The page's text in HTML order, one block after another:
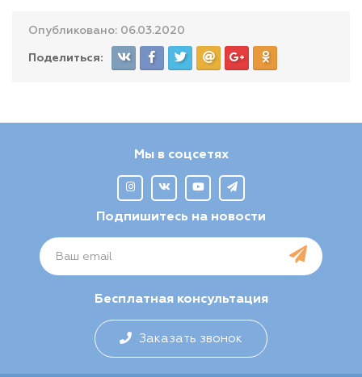
Опубликовано: 06.03.2020
Поделиться:
Мы в соцсетях
Подпишитесь на новости
Бесплатная консультация
Заказать звонок